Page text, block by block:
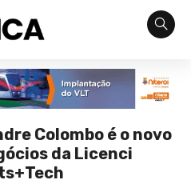
Colombo é o novo
da Licenci